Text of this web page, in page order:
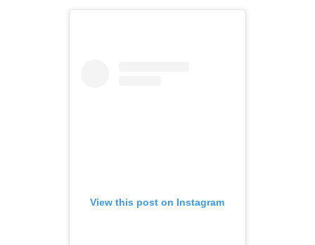
View this post on Instagram